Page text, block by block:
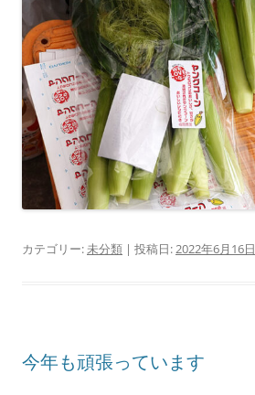
カテゴリー:未分類 | 投稿日:2022年6月16日
今年も頑張っています